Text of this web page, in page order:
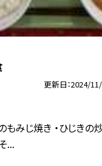
更新日 2024/
もみじ焼き ・ひじきの
...